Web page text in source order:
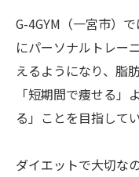
G-4GYM（一宮市）
にパーソナルトレー
えるようになり、脂
「短期間で痩せる」
る」ことを目指してい
ダイエットで大切な